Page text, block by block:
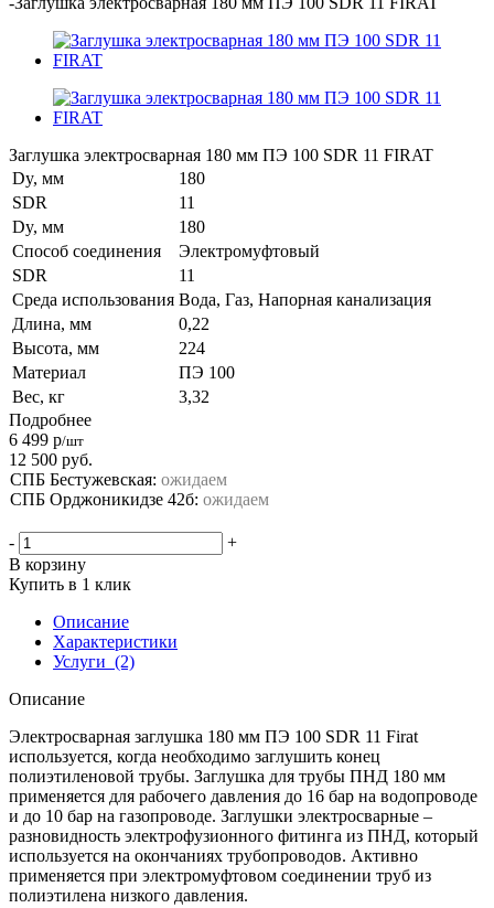
Заглушка электросварная 180 мм ПЭ 100 SDR 11 FIRAT
Dy, мм
180
SDR
11
Dy, мм
180
Способ соединения
Электромуфтовый
SDR
11
Среда использования Вода, Газ, Напорная канализация
Длина, мм
0,22
Высота, мм
224
Материал
ПЭ 100
Вес, кг
3,32
Подробнее
6 499 р/шт
12 500 руб.
СПБ Бестужевская: ожидаем
СПБ Орджоникидзе 42б: ожидаем
-
+
В корзину
Купить в 1 клик
Описание
Характеристики
Услуги (2)
Описание
Электросварная заглушка 180 мм ПЭ 100 SDR 11 Firat
используется, когда необходимо заглушить конец
полиэтиленовой трубы. Заглушка для трубы ПНД 180 мм
применяется для рабочего давления до 16 бар на водопроводе
и до 10 бар на газопроводе. Заглушки электросварные –
разновидность электрофузионного фитинга из ПНД, который
используется на окончаниях трубопроводов. Активно
применяется при электромуфтовом соединении труб из
полиэтилена низкого давления.